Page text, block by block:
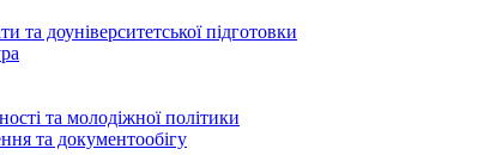
та доуніверситетської підготовки
та молодіжної політики
та документообігу